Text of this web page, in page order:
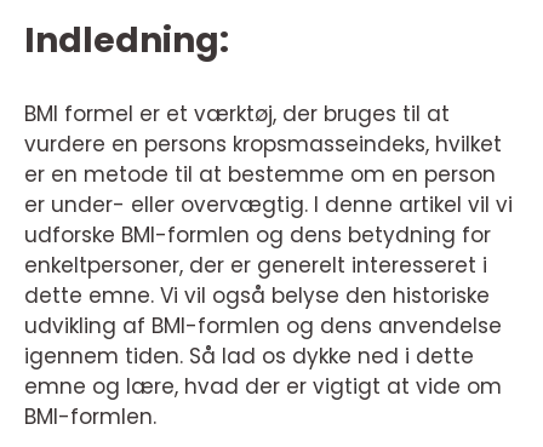
Indledning:
BMI formel er et værktøj, der bruges til at
vurdere en persons kropsmasseindeks, hvilket
er en metode til at bestemme om en person
er under- eller overvægtig. I denne artikel vil vi
udforske BMI-formlen og dens betydning for
enkeltpersoner, der er generelt interesseret i
dette emne. Vi vil også belyse den historiske
udvikling af BMI-formlen og dens anvendelse
igennem tiden. Så lad os dykke ned i dette
emne og lære, hvad der er vigtigt at vide om
BMI-formlen.